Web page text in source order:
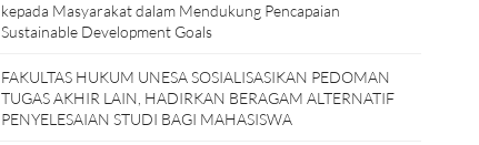
kepada Masyarakat dalam Mendukung Pencapaian
Sustainable Development Goals
FAKULTAS HUKUM UNESA SOSIALISASIKAN PEDOMAN
TUGAS AKHIR LAIN, HADIRKAN BERAGAM ALTERNATIF
PENYELESAIAN STUDI BAGI MAHASISWA